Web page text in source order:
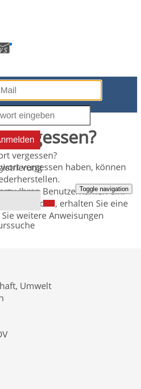
vergessen?
Toggle navigation
Umwelt
Kursdetails
vergessen haben, können
Ihren Benutzernamen ein.
absenden, erhalten Sie eine
weitere Anweisungen
Passwort erstellen